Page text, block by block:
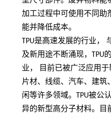
加工过程中可使用不同助
能并降低成本。
TPU是高速发展的行业，
及新用途不断涌现， TPU
业， 目前已被广泛应用
片材、线缆、汽车、建筑
闲等许多领域。 TPU被公
异的新型高分子材料。目